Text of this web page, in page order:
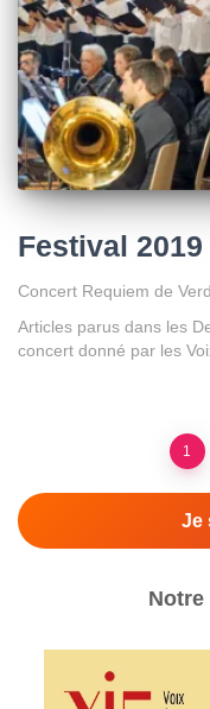
Festival
Concert Requiem de
Articles parus dans les
concert donné par les
Pagination
des
publications
1
Je